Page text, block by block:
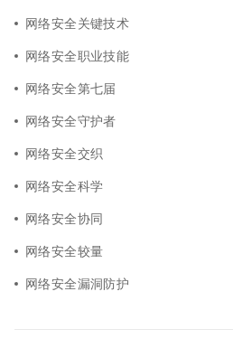
网络安全关键技术
网络安全职业技能
网络安全第七届
网络安全守护者
网络安全交织
网络安全科学
网络安全协同
网络安全较量
网络安全漏洞防护